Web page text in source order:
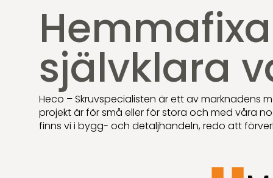
Fransk
Träskruv
VVS-
Bleckspik
Betonginfästningar
Byggbeslag
Ankarspik
Balksko
Hålband
Hålplatta
Terrassfot
Industriinfästningar
Skruv
Brickor
Mutter
Karminfästning
Nitsystem
självklara
Heco – Skruvspecialisten är ett av marknadens
projekt är för små eller för stora och med våra
finns vi i bygg- och detaljhandeln, redo att